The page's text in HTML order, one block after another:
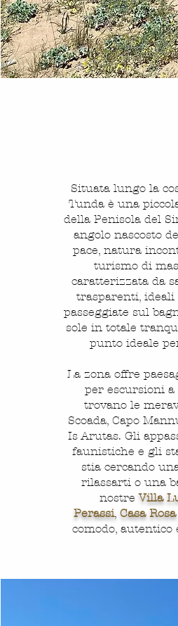
Situata lungo la
Tunda è una
della Penisola del
angolo nascosto
pace, natura
turismo di
caratterizzata da
trasparenti,
passeggiate sul
sole in totale
punto ideale
La zona offre
per escursioni
trovano le
Scoada, Capo
Is Arutas. Gli
faunistiche e gli
stia cercando
rilassarti o una
nostreVilla
Perassi, Casa Rosa
comodo,